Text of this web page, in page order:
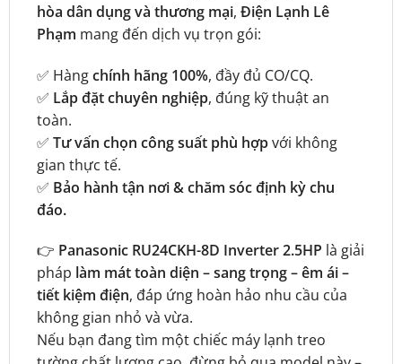
hòa dân dụng và thương mại, Điện Lạnh Lê
Phạm mang đến dịch vụ trọn gói:
✅ Hàngchính hãng 100%, đầy đủ CO/CQ.
✅ Lắp đặt chuyên nghiệp, đúng kỹ thuật an
toàn.
✅ Tư vấn chọn công suất phù hợpvới không
gian thực tế.
✅ Bảo hành tận nơi & chăm sóc định kỳ chu
đáo.
👉 Panasonic RU24CKH-8D Inverter 2.5HP là giải
pháp làm mát toàn diện – sang trọng – êm ái –
tiết kiệm điện, đáp ứng hoàn hảo nhu cầu của
không gian nhỏ và vừa.
Nếu bạn đang tìm một chiếc máy lạnh treo